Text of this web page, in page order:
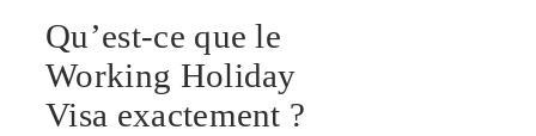
Qu’est-ce que le
Working Holiday
Visa exactement ?